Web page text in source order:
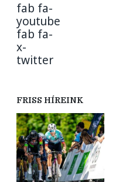
fab fa-
youtube
fab fa-
x-
twitter
FRISS HÍREINK